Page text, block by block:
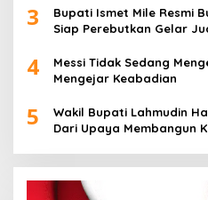
3
Bupati Ismet Mile Resmi
Siap Perebutkan Gelar
4
Messi Tidak Sedang
Mengejar Keabadian
5
Wakil Bupati Lahmudin
Dari Upaya Membangun